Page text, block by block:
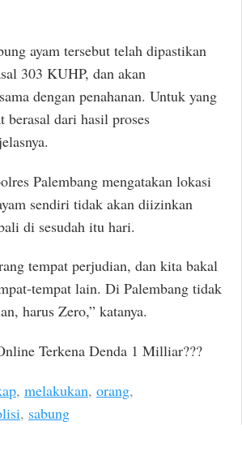
ayam tersebut telah dipastikan
303 KUHP, dan akan
dengan penahanan. Untuk yang
dari hasil proses
Palembang mengatakan lokasi
sendiri tidak akan diizinkan
di sesudah itu hari.
tempat perjudian, dan kita bakal
tempat lain. Di Palembang tidak
harus Zero,” katanya.
Terkena Denda 1 Milliar???
, melakukan, orang,
, sabung